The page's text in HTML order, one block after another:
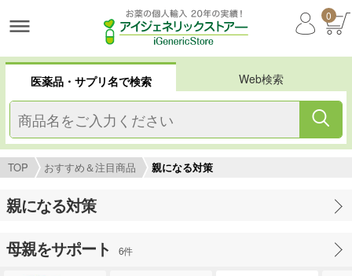
0
医薬品・サプリ名で検索 Web検索
TOP おすすめ＆注目商品 親になる対策
親になる対策
母親をサポート
6件